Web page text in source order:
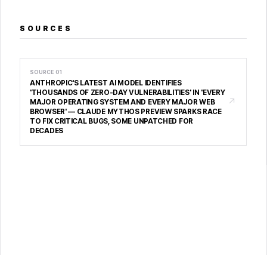
SOURCES
SOURCE 01
ANTHROPIC'S LATEST AI MODEL IDENTIFIES
'THOUSANDS OF ZERO-DAY VULNERABILITIES' IN 'EVERY
MAJOR OPERATING SYSTEM AND EVERY MAJOR WEB
BROWSER' — CLAUDE MYTHOS PREVIEW SPARKS RACE
TO FIX CRITICAL BUGS, SOME UNPATCHED FOR
DECADES
↗